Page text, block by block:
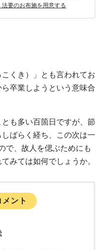
要のお布施を用意する
くき）」とも言われてお
卒業しようという意味合
も多い百箇日ですが、節
ばらく経ち、この次は一
で、故人を偲ぶためにも
みては如何でしょうか。
ント